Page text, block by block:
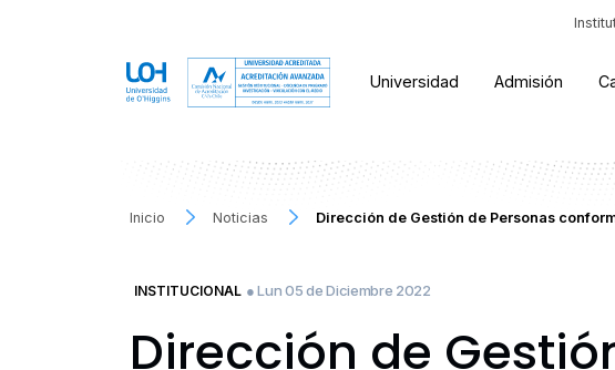
Universidad Admisión
Inicio Noticias Dirección de Gestión de Personas
INSTITUCIONAL ● Lun 05 de Diciembre 2022
Dirección de